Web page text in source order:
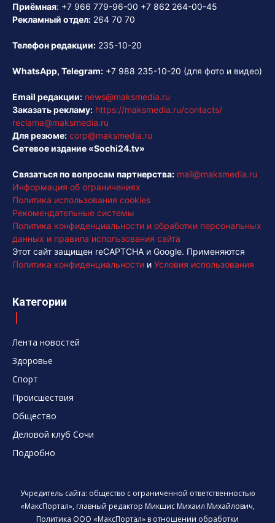
Приёмная: +7 966 779-96-00 +7 862 264-00-45
Рекламный отдел: 264 70 70
Телефон редакции: 235-10-20
WhatsApp, Telegram: +7 988 235-10-20 (для фото и видео)
Email редакции: news@maksmedia.ru
Заказать рекламу: https://maksmedia.ru/contacts/
reclama@maksmedia.ru
Для резюме: corp@maksmedia.ru
Сетевое издание «Sochi24.tv»
Связаться по вопросам партнерства: mail@maksmedia.ru
Информация об ограничениях
Политика использования cookies
Рекомендательные системы
Политика конфиденциальности и обработки персональных
данных и правила использования сайта
Этот сайт защищен reCAPTCHA и Google. Применяются
Политика конфиденциальности и Условия использования
Категории
Лента новостей
Здоровье
Спорт
Происшествия
Общество
Деловой клуб Сочи
Подробно
Учредитель сайта: общество с ограниченной ответственностью
«МаксПортал», главный редактор Микшис Михаил Михайлович,
Политика ООО «МаксПортал» в отношении обработки